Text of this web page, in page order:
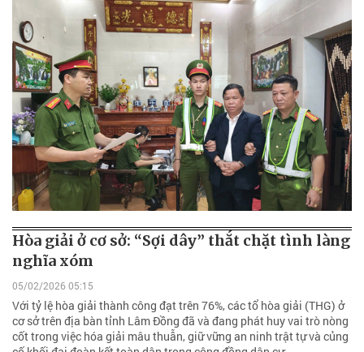
Hòa giải ở cơ sở: “Sợi dây” thắt chặt tình làng
nghĩa xóm
05/02/2026 05:15
Với tỷ lệ hòa giải thành công đạt trên 76%, các tổ hòa giải (THG) ở
cơ sở trên địa bàn tỉnh Lâm Đồng đã và đang phát huy vai trò nòng
cốt trong việc hóa giải mâu thuẫn, giữ vững an ninh trật tự và củng